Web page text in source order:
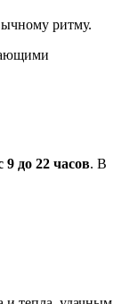
ритму.
9 до 22 часов. В